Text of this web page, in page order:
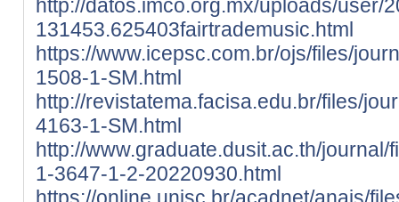
http://datos.imco.org.mx/uploads/user/
131453.625403fairtrademusic.html
https://www.icepsc.com.br/ojs/files/
1508-1-SM.html
http://revistatema.facisa.edu.br/files/
4163-1-SM.html
http://www.graduate.dusit.ac.th/
1-3647-1-2-20220930.html
https://online.unisc.br/acadnet/anais/